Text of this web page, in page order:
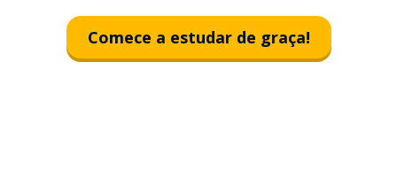
Comece a estudar de graça!